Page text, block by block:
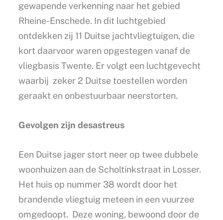
gewapende verkenning naar het gebied
Rheine-Enschede. In dit luchtgebied
ontdekken zij 11 Duitse jachtvliegtuigen, die
kort daarvoor waren opgestegen vanaf de
vliegbasis Twente. Er volgt een luchtgevecht
waarbij zeker 2 Duitse toestellen worden
geraakt en onbestuurbaar neerstorten.
Gevolgen zijn desastreus
Een Duitse jager stort neer op twee dubbele
woonhuizen aan de Scholtinkstraat in Losser.
Het huis op nummer 38 wordt door het
brandende vliegtuig meteen in een vuurzee
omgedoopt. Deze woning, bewoond door de